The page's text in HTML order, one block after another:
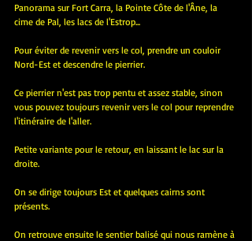
Panorama sur Fort Carra, la Pointe Côte de l'Âne, la
cime de Pal, les lacs de l'Estrop...
Pour éviter de revenir vers le col, prendre un couloir
Nord-Est et descendre le pierrier.
Ce pierrier n'est pas trop pentu et assez stable, sinon
vous pouvez toujours revenir vers le col pour reprendre
l'itinéraire de l'aller.
Petite variante pour le retour, en laissant le lac sur la
droite.
On se dirige toujours Est et quelques cairns sont
présents.
On retrouve ensuite le sentier balisé qui nous ramène à